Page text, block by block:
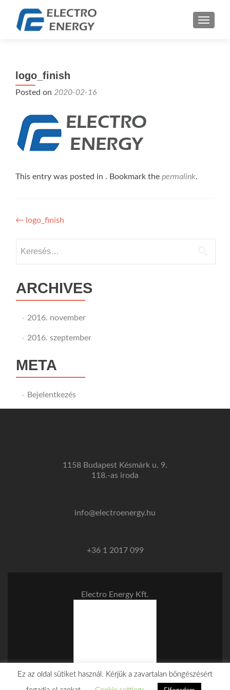
logo_finish
Posted on 2020-02-16
This entry was posted in . Bookmark the permalink.
Bejegyzés
navigáció
← logo_finish
ARCHIVES
2016. november
2016. szeptember
META
Bejelentkezés
1158 Budapest Késmárk u. 9.
118.-as iroda
info@electroenergy.hu
+36 1 2017 099
Electro Energy Kft.
Websitum developed by WebSite
Ez az oldal sütiket használ. Kérjük a zavartalan böngészésért